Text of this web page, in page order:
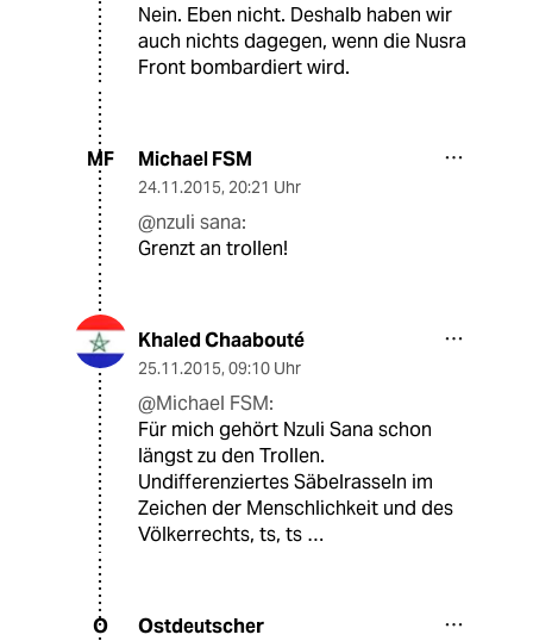
Nein. Eben nicht. Deshalb haben wir
auch nichts dagegen, wenn die Nusra
Front bombardiert wird.
MF Michael FSM
24.11.2015, 20:21 Uhr
@nzuli sana:
Grenzt an trollen!
Khaled Chaabouté
25.11.2015, 09:10 Uhr
@Michael FSM:
Für mich gehört Nzuli Sana schon
längst zu den Trollen.
Undifferenziertes Säbelrasseln im
Zeichen der Menschlichkeit und des
Völkerrechts, ts, ts …
O Ostdeutscher